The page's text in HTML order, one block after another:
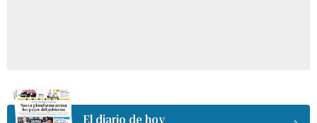
El diario de hoy